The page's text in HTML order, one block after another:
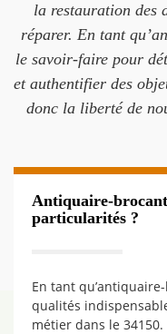
la restauration des
réparer. En tant
le savoir-faire pour
et authentifier des
donc la liberté de
Antiquaire-
particularités ?
En tant
qualités
métier dans le